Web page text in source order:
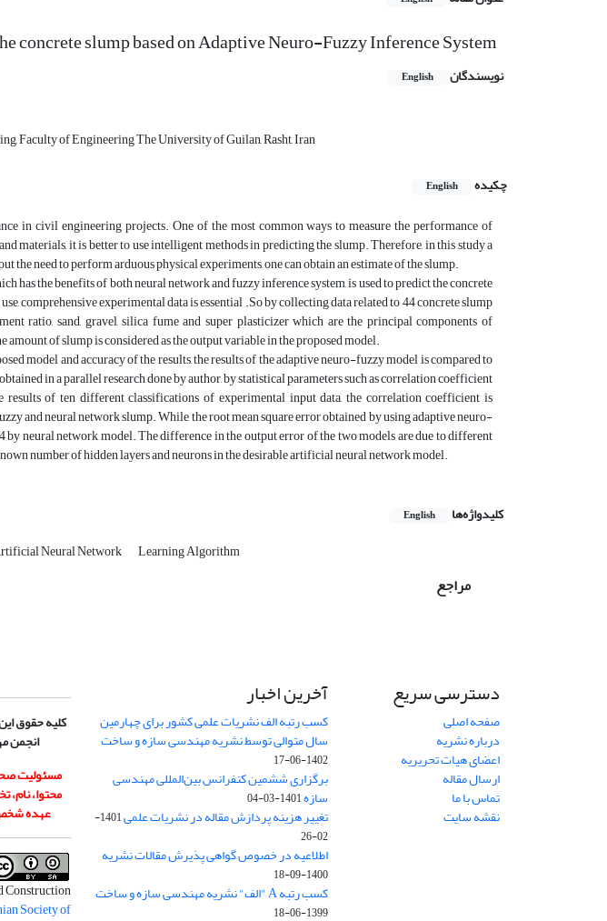
concrete slump based on Adaptive Neuro-Fuzzy Inference System
نویسندگان English
Faculty of Engineering The University of Guilan, Rasht, Iran
چکیده
English
in civil engineering projects. One of the most common ways to measure the performance of
materials, it is better to use intelligent methods in predicting the slump. Therefore, in this study a
the need to perform arduous physical experiments, one can obtain an estimate of the slump.
has the benefits of both neural network and fuzzy inference system, is used to predict the concrete
comprehensive experimental data is essential .So by collecting data related to 44 concrete slump
ratio, sand, gravel, silica fume and super plasticizer which are the principal components of
amount of slump is considered as the output variable in the proposed model.
model and accuracy of the results, the results of the adaptive neuro-fuzzy model is compared to
in a parallel research done by author, by statistical parameters such as correlation coefficient
of ten different classifications of experimental input data, the correlation coefficient is
and neural network slump. While the root mean square error obtained by using adaptive neuro-
neural network model. The difference in the output error of the two models are due to different
number of hidden layers and neurons in the desirable artificial neural network model.
کلیدواژه‌ها English
Neural Network Learning Algorithm
مراجع
دسترسی سریع
صفحه اصلی
درباره نشریه
اعضای هیات تحریریه
ارسال مقاله
تماس با ما
نقشه سایت
آخرین اخبار
کسب رتبه الف نشریات علمی کشور برای چهارمین
سال متوالی توسط نشریه مهندسی سازه و ساخت
1402-06-17
برگزاری ششمین کنفرانس بین‌المللی مهندسی
سازه1401-03-04
تغییر هزینه پردازش مقاله در نشریات علمی
1401-
02-26
اطلاعیه در خصوص گواهی پذیرش مقالات نشریه
1400-09-18
کسب رتبه A "الف" نشریه مهندسی سازه و ساخت
1399-06-18
کلیه حقوق
انجمن
مسئولیت
محتوا،
عهده
Construction
Society of